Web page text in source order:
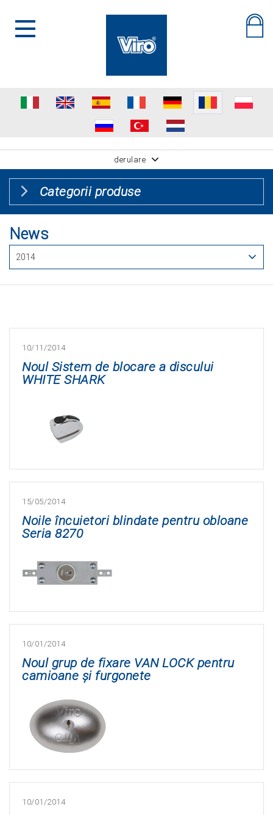
derulare
Categorii produse
News
10/11/2014
Noul Sistem de blocare a discului
WHITE SHARK
15/05/2014
Noile încuietori blindate pentru obloane
Seria 8270
10/01/2014
Noul grup de fixare VAN LOCK pentru
camioane și furgonete
10/01/2014